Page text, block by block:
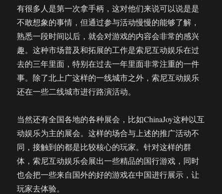
有很多人是第一次拿手柄，这对他们来说可以说是是
不敢想象的事情，但通过参与活动慢慢的能够了解，
熟悉一段时间以后，就会对游戏的内容会非常的感兴
趣。这种市场普及和拓展的工作是索尼互动娱乐在过
去的三年里面，特别在过去一年里面非常注重的一件
事。除了北上广这样的一线城市之外，索尼互动娱乐
还在一些二线城市进行路演活动。
当然还有全国各地的各种展会，比如ChinaJoy这种以互
动娱乐为主的展会。这样的场合与上述的推广活动不
同，接触到的都是比较核心的玩家。针对这样的群
体，索尼互动娱乐会展出一些精品的国行游戏，同时
也会把一些来自国外的好的游戏在中国进行展示，让
玩家去体验。